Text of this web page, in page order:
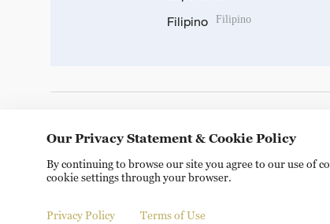
Filipino Filipino
Copyright © 2024 CGTN. 京ICP备20000184号
Our Privacy Statement & Cookie Policy
By continuing to browse our site you agree to our use of
cookie settings through your browser.
Privacy Policy Terms of Use